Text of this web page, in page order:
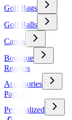
Golf Bags
Golf Balls
Carros
Boutique
Regalos
Accessories
Packs
Personalized